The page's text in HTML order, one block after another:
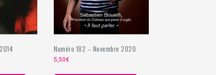
Numéro 182 – Novembre 2020
5,50€